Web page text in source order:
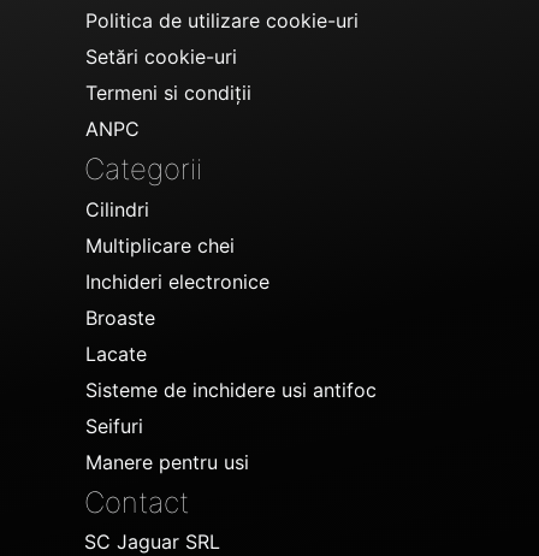
Politica de utilizare cookie-uri
Setări cookie-uri
Termeni si condiții
ANPC
Categorii
Cilindri
Multiplicare chei
Inchideri electronice
Broaste
Lacate
Sisteme de inchidere usi antifoc
Seifuri
Manere pentru usi
Contact
SC Jaguar SRL